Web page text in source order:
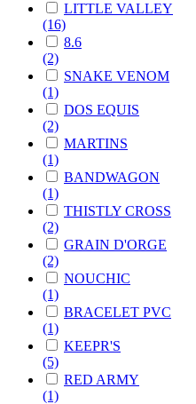
LITTLE VALLEY
(16)
8.6
(2)
SNAKE VENOM
(1)
DOS EQUIS
(2)
MARTINS
(1)
BANDWAGON
(1)
THISTLY CROSS
(2)
GRAIN D'ORGE
(2)
NOUCHIC
(1)
BRACELET PVC
(1)
KEEPR'S
(5)
RED ARMY
(1)